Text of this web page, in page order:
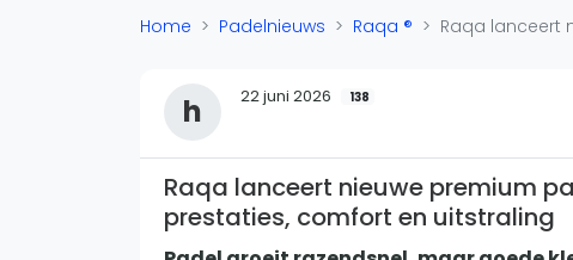
De Padel Gids
Padelwinkels
Organisatie
Merken
Banenbouwers
Home Padelnieuws Raqa ® Raqa lanceert
h 22 juni 2026 138
Raqa lanceert nieuwe premium
prestaties, comfort en uitstraling